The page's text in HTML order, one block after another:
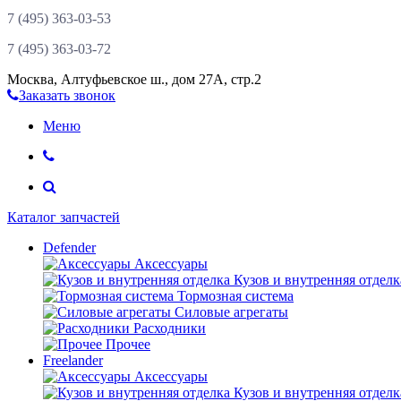
7 (495) 363-03-53
7 (495) 363-03-72
Москва, Алтуфьевское ш., дом 27А, стр.2
Заказать звонок
Меню
Каталог запчастей
Defender
Аксессуары
Кузов и внутренняя
Тормозная система
Силовые агрегаты
Расходники
Прочее
Freelander
Аксессуары
Кузов и внутренняя